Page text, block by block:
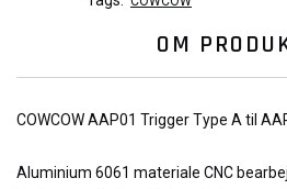
OM
COWCOW AAP01 Trigger Type A til
Aluminium 6061 materiale CNC